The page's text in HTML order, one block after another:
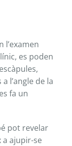
l’examen
es poden
l’angle de la
fa un
pot revelar
ajupir-se